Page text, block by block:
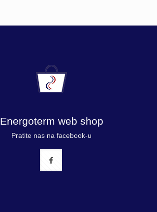
Energoterm web shop
Pratite nas na facebook-u